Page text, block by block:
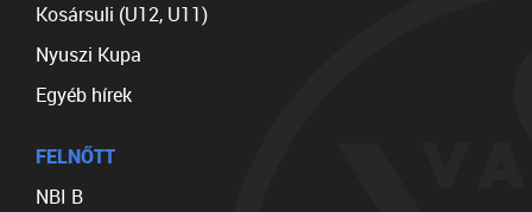
Kosársuli (U12, U11)
Nyuszi Kupa
Egyéb hírek
FELNŐTT
NBI B